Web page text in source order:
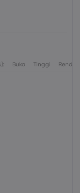
Buka Tinggi Rendah